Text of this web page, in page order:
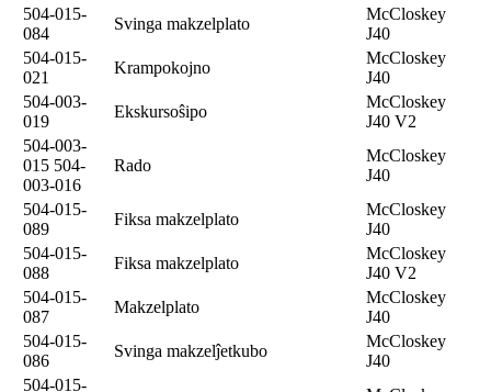
504-015-
084
Svinga makzelplato
McCloskey
J40
504-015-
021
Krampokojno
McCloskey
J40
504-003-
019
Ekskursoŝipo
McCloskey
J40 V2
504-003-
015 504-
003-016
Rado
McCloskey
J40
504-015-
089
Fiksa makzelplato
McCloskey
J40
504-015-
088
Fiksa makzelplato
McCloskey
J40 V2
504-015-
087
Makzelplato
McCloskey
J40
504-015-
086
Svinga makzelĵetkubo
McCloskey
J40
504-015-